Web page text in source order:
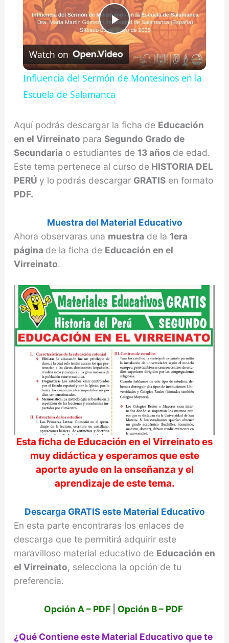
Play
Video
Watch on
Influencia del Sermón de Montesinos en la
Escuela de Salamanca
Aquí podrás descargar la ficha de Educación
en el Virreinato para Segundo Grado de
Secundaria o estudiantes de 13 años de edad.
Este tema pertenece al curso de HISTORIA DEL
PERÚ y lo podrás descargar GRATISen formato
PDF.
Muestra del Material Educativo
Ahora observaras una muestra de la 1era
página de la ficha de Educación en el
Virreinato.
Esta ficha de Educación en el Virreinatoes
muy didáctica y esperamos que este
aporte ayude en la enseñanza y el
aprendizaje de este tema.
Descarga GRATIS este Material Educativo
En esta parte encontraras los enlaces de
descarga que te permitirá adquirir este
maravilloso material educativo de Educación en
el Virreinato, selecciona la opción de tu
preferencia.
Opción A – PDF Opción B – PDF
¿Qué Contiene este Material Educativo que te